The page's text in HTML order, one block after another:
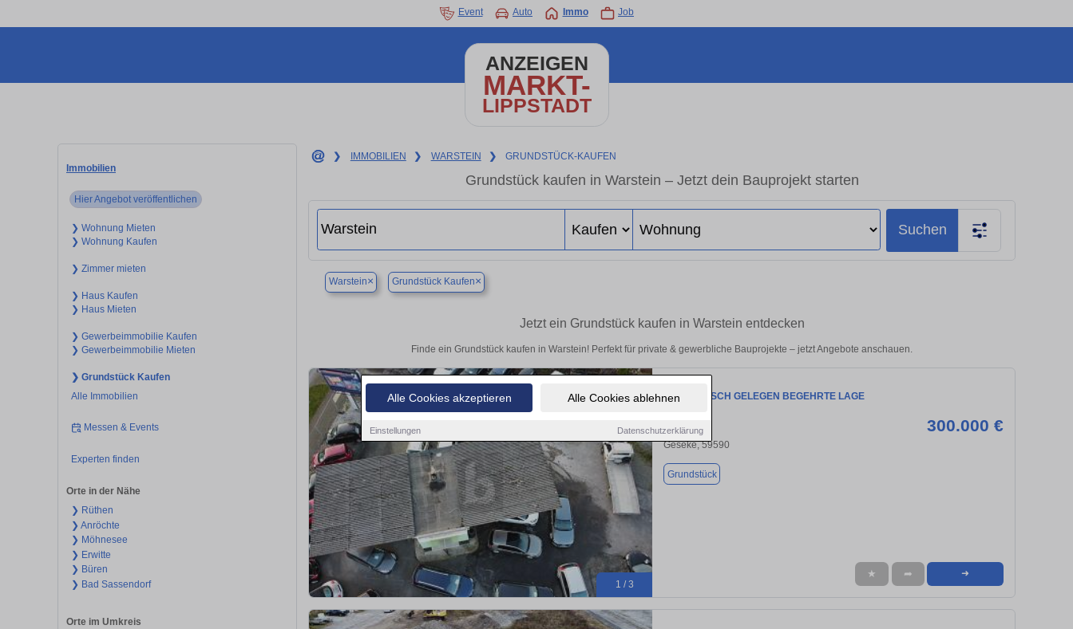
Alle Cookies akzeptieren Alle Cookies ablehnen
Einstellungen Datenschutzerklärung
Event Auto Immo Job
ANZEIGEN
MARKT-
LIPPSTADT
Immobilien
Hier Angebot veröffentlichen
❯ Wohnung Mieten
❯ Wohnung Kaufen
❯ Zimmer mieten
❯ Haus Kaufen
❯ Haus Mieten
❯ Gewerbeimmobilie Kaufen
❯ Gewerbeimmobilie Mieten
❯ Grundstück Kaufen
Alle Immobilien
Messen & Events
Experten finden
Orte in der Nähe
❯ Rüthen
❯ Anröchte
❯ Möhnesee
❯ Erwitte
❯ Büren
❯ Bad Sassendorf
Orte im Umkreis
❯ IMMOBILIEN ❯ WARSTEIN ❯ GRUNDSTÜCK-KAUFEN
Grundstück kaufen in Warstein – Jetzt dein Bauprojekt starten
Suchen
Warstein× Grundstück Kaufen×
Jetzt ein Grundstück kaufen in Warstein entdecken
Finde ein Grundstück kaufen in Warstein! Perfekt für private & gewerbliche Bauprojekte – jetzt Angebote anschauen.
1 / 3
STRATEGISCH GELEGEN BEGEHRTE LAGE
300.000 €
Geseke, 59590
Grundstück
★ ➦ ➜